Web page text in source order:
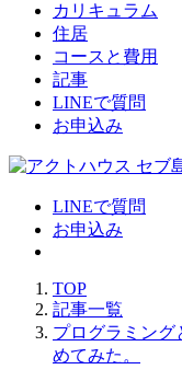
カリキュラム
住居
コースと費用
記事
LINEで質問
お申込み
LINEで質問
お申込み
TOP
記事一覧
プログラミング
めてみた。